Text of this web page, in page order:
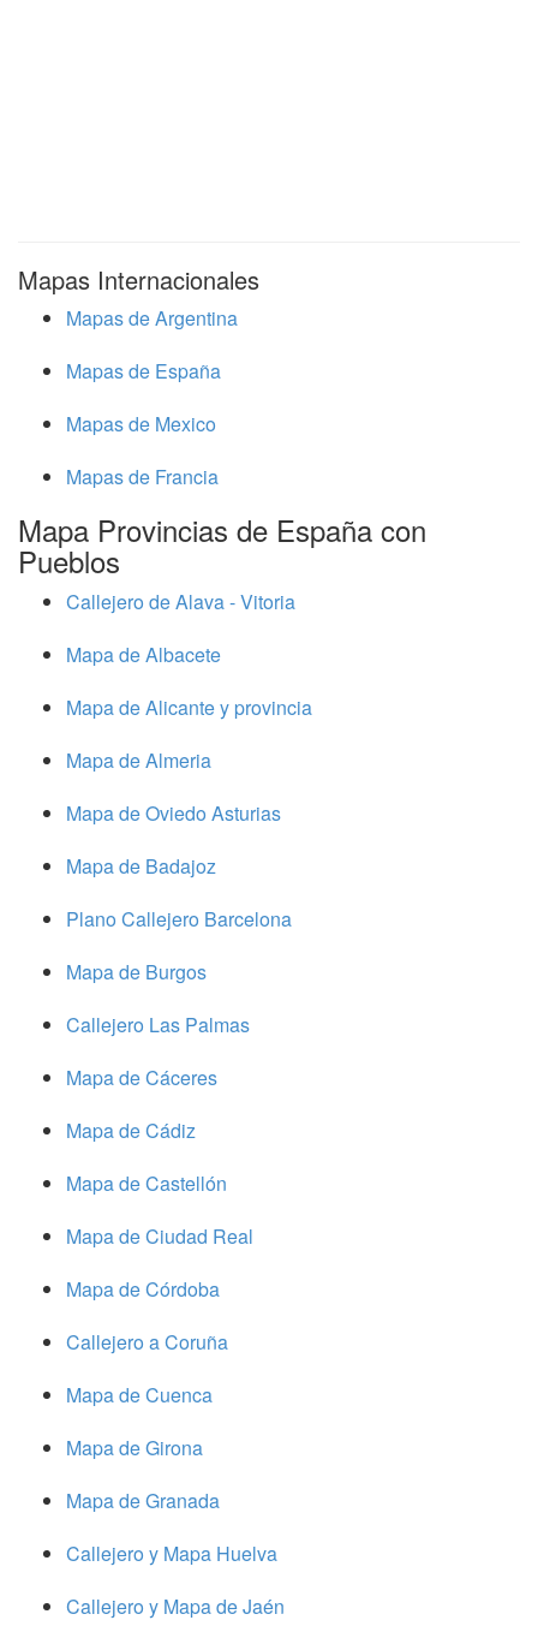
Mapas Internacionales
Mapas de Argentina
Mapas de España
Mapas de Mexico
Mapas de Francia
Mapa Provincias de España con
Pueblos
Callejero de Alava - Vitoria
Mapa de Albacete
Mapa de Alicante y provincia
Mapa de Almeria
Mapa de Oviedo Asturias
Mapa de Badajoz
Plano Callejero Barcelona
Mapa de Burgos
Callejero Las Palmas
Mapa de Cáceres
Mapa de Cádiz
Mapa de Castellón
Mapa de Ciudad Real
Mapa de Córdoba
Callejero a Coruña
Mapa de Cuenca
Mapa de Girona
Mapa de Granada
Callejero y Mapa Huelva
Callejero y Mapa de Jaén